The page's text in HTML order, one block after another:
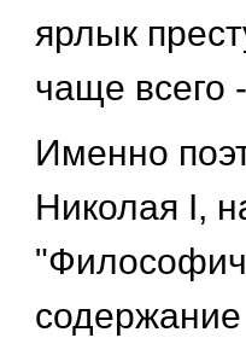
ярлык
чаще всего
Именно
Николая I,